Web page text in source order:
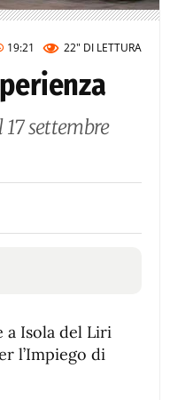
19:21 22" DI LETTURA
settembre
a Isola del Liri
l’Impiego di